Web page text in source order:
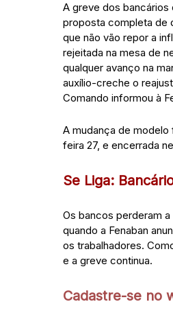
A greve dos bancários
proposta completa de
que não vão repor a
rejeitada na mesa de
qualquer avanço na
auxílio-creche o
Comando informou à
A mudança de modelo
feira 27, e encerrada
Se Liga:
Os bancos perderam
quando a Fenaban
os trabalhadores.
e a greve continua.
Cadastre-se no